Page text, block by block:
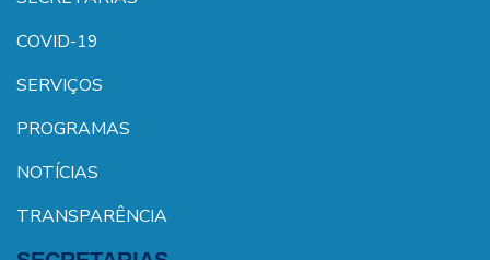
COVID-19
SERVIÇOS
PROGRAMAS
NOTÍCIAS
TRANSPARÊNCIA